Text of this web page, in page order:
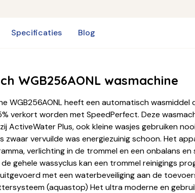
Specificaties Blog
WGB256AONL wasmachine
WGB256AONL heeft een automatisch
verkort worden met SpeedPerfect. Deze
ActiveWater Plus, ook kleine wasjes gebruiken
zwaar vervuilde was energiezuinig schoon. Het
verlichting in de trommel en een onbalans en
gehele wassyclus kan een trommel reinigings
met een waterbeveiliging aan de
(aquastop) Het ultra moderne en